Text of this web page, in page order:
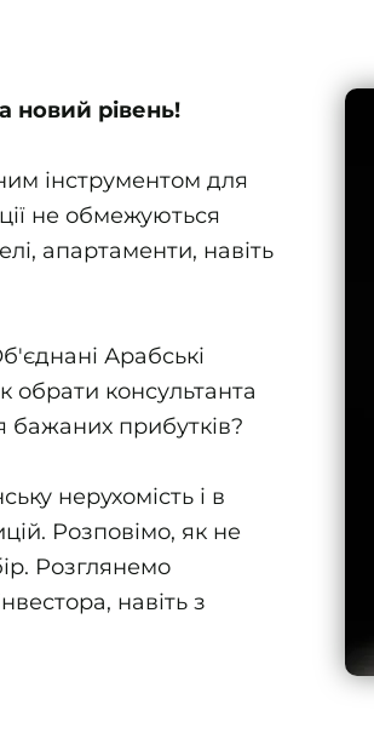
новий рівень!
інструментом для
не обмежуються
апартаменти, навіть
Арабські
обрати консультанта
бажаних прибутків?
нерухомість і в
Розповімо, як не
Розглянемо
навіть з